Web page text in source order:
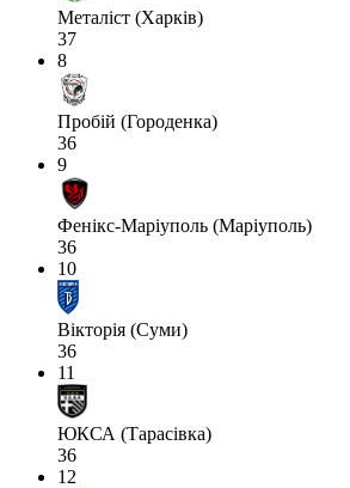
Металіст (Харків)
37
8
Пробій (Городенка)
36
9
Фенікс-Маріуполь (Маріуполь)
36
10
Вікторія (Суми)
36
11
ЮКСА (Тарасівка)
36
12